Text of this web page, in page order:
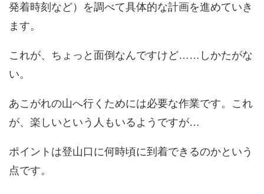
発着時刻など）を調べて具体的な計画を進めていき
ます。
これが、ちょっと面倒なんですけど……しかたがな
い。
あこがれの山へ行くためには必要な作業です。これ
が、楽しいという人もいるようですが…
ポイントは登山口に何時頃に到着できるのかという
点です。